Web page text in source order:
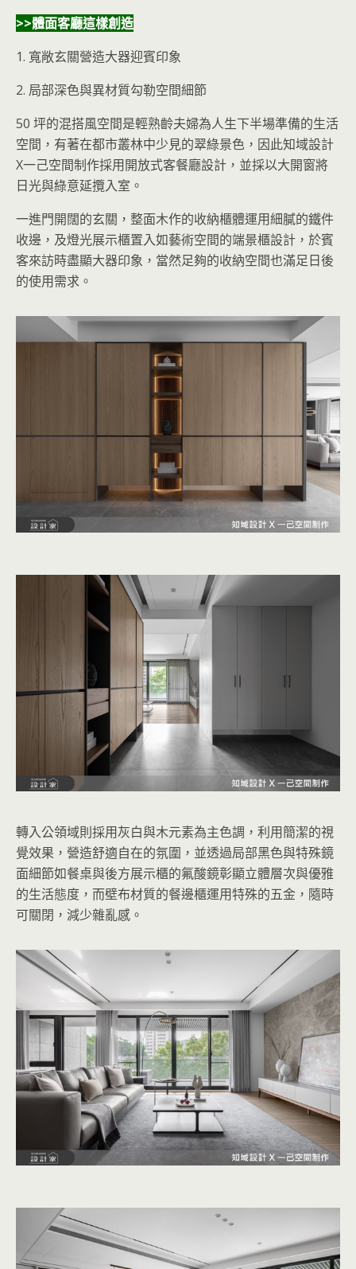
>>體面客廳這樣創造
1. 寬敞玄關營造大器迎賓印象
2. 局部深色與異材質勾勒空間細節
50 坪的混搭風空間是輕熟齡夫婦為人生下半場準備的生活
空間，有著在都市叢林中少見的翠綠景色，因此知域設計
X一己空間制作採用開放式客餐廳設計，並採以大開窗將
日光與綠意延攬入室。
一進門開闊的玄關，整面木作的收納櫃體運用細膩的鐵件
收邊，及燈光展示櫃置入如藝術空間的端景櫃設計，於賓
客來訪時盡顯大器印象，當然足夠的收納空間也滿足日後
的使用需求。
轉入公領域則採用灰白與木元素為主色調，利用簡潔的視
覺效果，營造舒適自在的氛圍，並透過局部黑色與特殊鏡
面細節如餐桌與後方展示櫃的氟酸鏡彰顯立體層次與優雅
的生活態度，而壁布材質的餐邊櫃運用特殊的五金，隨時
可關閉，減少雜亂感。